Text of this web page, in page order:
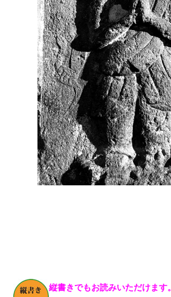
縦書きでもお読みいただけま